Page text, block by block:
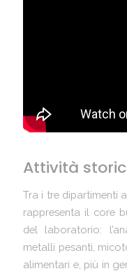
Attività
Tra i tre dipartimenti
rappresenta il core
del laboratorio:
metalli pesanti,
alimentari e, più in